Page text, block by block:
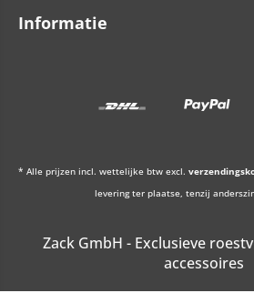
Informatie
* Alle prijzen incl. wettelijke btw excl.
levering ter plaatse, tenzij
Zack GmbH - Exclusieve
accessoires